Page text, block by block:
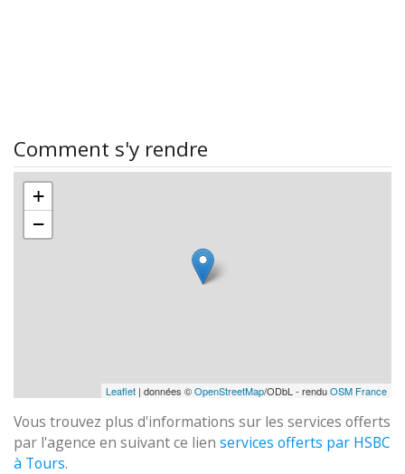
Comment s'y rendre
+
−
Leaflet | données ©OpenStreetMap/ODbL - renduOSM France
Vous trouvez plus d'informations sur les services offerts
par l'agence en suivant ce lien services offerts par HSBC
à Tours.